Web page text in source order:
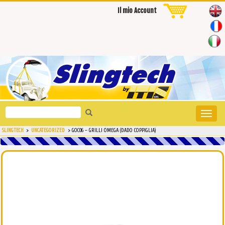
Il mio Account
Toggle
Search
for:
SLINGTECH > UNCATEGORIZED > GOC06 – GRILLI OMEGA (DADO COPPIGLIA)